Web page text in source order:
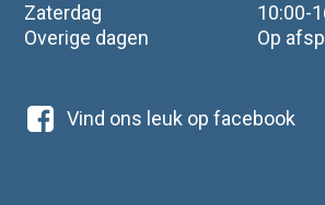
Zaterdag
10:00-
Overige dagen
Op
Vind ons leuk op facebook